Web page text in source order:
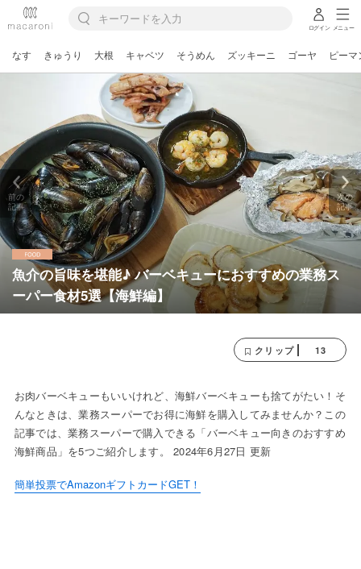
ログイン メニュー
なす きゅうり 大根 キャベツ そうめん ズッキーニ ゴーヤ ピーマ
魚介の旨味を堪能♪ バーベキューにおすすめの業務ス
ーパー食材5選【海鮮編】
前の
記事
次の
記事
クリップ 13
お肉バーベキューもいいけれど、海鮮バーベキューも捨てがたい！そ
んなときは、業務スーパーでお得に海鮮を購入してみませんか？この
記事では、業務スーパーで購入できる「バーベキュー向きのおすすめ
海鮮商品」を5つご紹介します。 2024年6月27日 更新
簡単投票でAmazonギフトカードGET！